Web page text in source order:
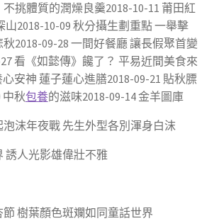
挑體質的潤燥良羹2018-10-11 莆田紅
2018-10-09 秋分攝生劃重點 一舉擊
2018-09-28 一間好餐廳 讓長假聚首變
看《如懿傳》饞了？ 平易近間美食來
安神 蓮子蓮心進膳2018-09-21 貼秋膘
中秋包養的滋味2018-09-14 金羊圖庫
沫年夜戰 先生外型各別渾身白沫
誘人光影雄偉壯不雅
樹葉顏色斑斕如同童話世界